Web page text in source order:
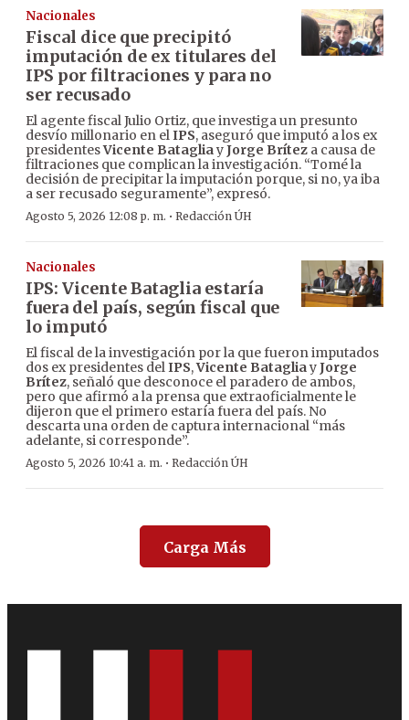
Nacionales
Fiscal dice que precipitó
imputación de ex titulares del
IPS por filtraciones y para no
ser recusado
El agente fiscal Julio Ortiz, que investiga un presunto
desvío millonario en elIPS, aseguró que imputó a los ex
presidentesVicente BatagliayJorge Brítez a causa de
filtraciones que complican la investigación. “Tomé la
decisión de precipitar la imputación porque, si no, ya iba
a ser recusado seguramente”, expresó.
Agosto 5, 2026 12:08 p. m. · Redacción ÚH
Nacionales
IPS: Vicente Bataglia estaría
fuera del país, según fiscal que
lo imputó
El fiscal de la investigación por la que fueron imputados
dos ex presidentes delIPS,Vicente BatagliayJorge
Brítez, señaló que desconoce el paradero de ambos,
pero que afirmó a la prensa que extraoficialmente le
dijeron que el primero estaría fuera del país. No
descarta una orden de captura internacional “más
adelante, si corresponde”.
Agosto 5, 2026 10:41 a. m. · Redacción ÚH
Carga Más